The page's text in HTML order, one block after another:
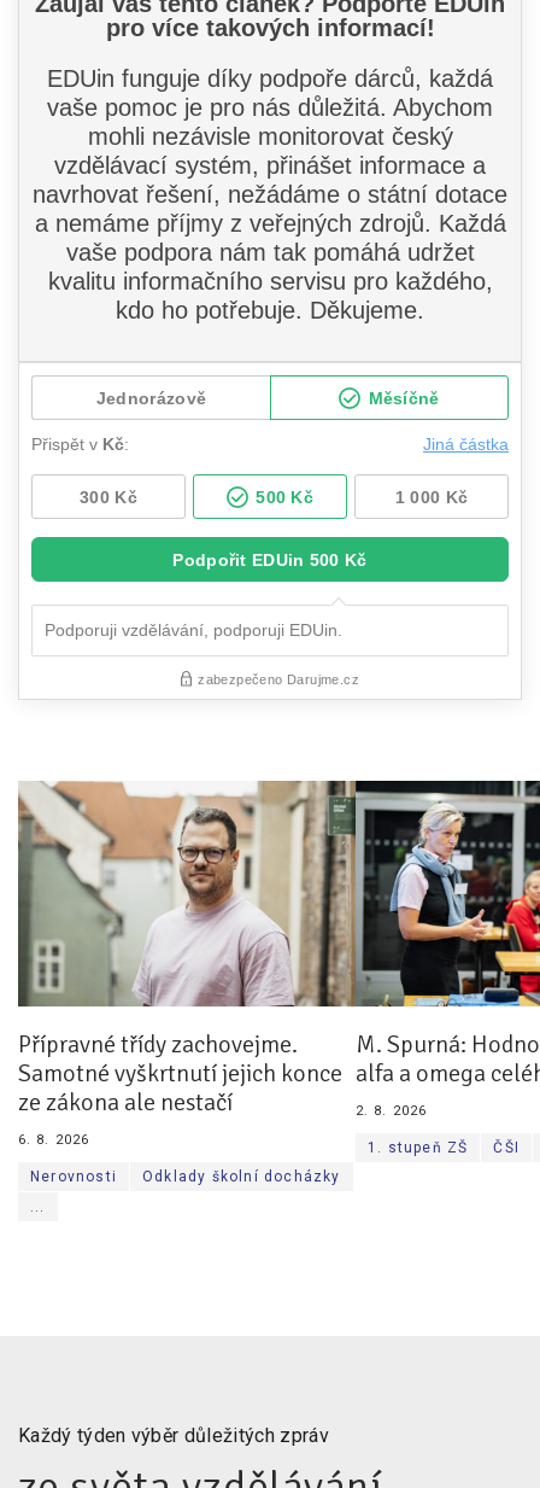
Přípravné třídy zachovejme.
Samotné vyškrtnutí jejich konce
ze zákona ale nestačí
6. 8. 2026
Nerovnosti
Odklady školní docházky
...
M. Spurná:
alfa a omega
2. 8. 2026
1. stupeň ZŠ ČŠI
Každý týden výběr důležitých zpráv